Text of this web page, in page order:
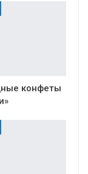
конфеты